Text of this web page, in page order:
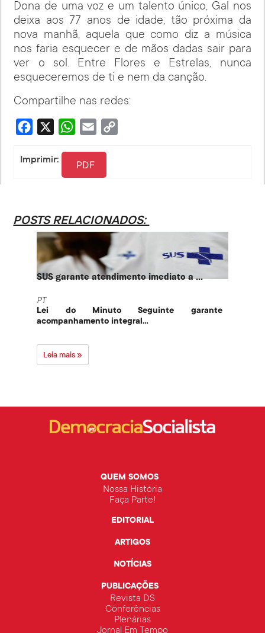
Dona de uma voz e um talento único, Gal nos
deixa aos 77 anos de idade, tão próxima da
nova manhã, aquela que como diz a música
nos faria esquecer e de mãos dadas sair para
ver o sol. Entre Flores e Estrelas, nunca
esqueceremos de ti e nem da canção.
Compartilhe nas redes:
Facebook WhatsApp
Email
Imprimir: PDF
POSTS RELACIONADOS:
SUS garante atendimento imediato a ...
PT
Lei do Minuto Seguinte garante
acompanhamento integral...
Leia mais »
QUEM SOMOS
Nossa História
Faça Parte!
EDITORIAL
ARTIGOS
NOTÍCIAS
PUBLICAÇÕES
Revista DS
Conferências
Plenárias
Jornal Em Tempo